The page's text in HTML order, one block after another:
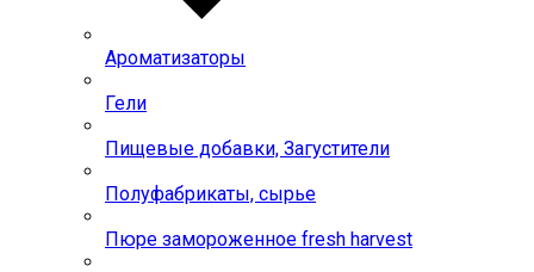
Ароматизаторы
Гели
Пищевые добавки, Загустители
Полуфабрикаты, сырье
Пюре замороженное fresh harvest